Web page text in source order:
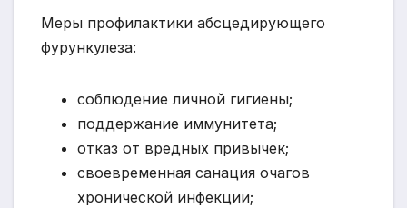
Меры профилактики абсцедирующего
фурункулеза:
соблюдение личной гигиены;
поддержание иммунитета;
отказ от вредных привычек;
своевременная санация очагов
хронической инфекции;